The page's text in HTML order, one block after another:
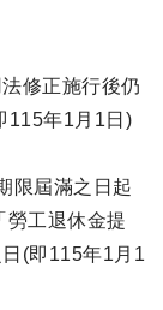
修正施行後仍
115年1月1日)
限屆滿之日起
勞工退休金提
(即115年1月1